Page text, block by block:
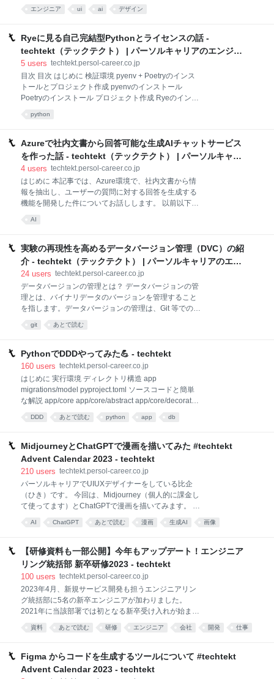
ジャーという立ち位置で、おもにジュニアメンバーの
新卒入社の社員もジョインし、シニア層から未経験者
まで幅広いバックグラ
「自分でもできそうか」の感覚（5段階評価） 特記事
たり「難しかったポイント」とその乗り越え方 ハンズ
オン実施で気をつけたこと おわり はじめに こんにち
は。クライアントサービスデザイン部のUIUXデザイナ
取り巻く生成AIの波がますます勢いを増しています。
2024年までは文章から画像を生成する「テキストtoビ
ジュアル」の手法が主流でしたが、今年2025年にはデ
ザインシステムをMCPサーバー化し、ビジュアルを飛
エンジニア ui ai デザイン
Ryeに見る自己完結型Pythonとライセンスの話 -
techtekt（テックテクト） | パーソルキャリアのエンジニ
アブログ
5 users techtekt.persol-career.co.jp
目次 目次 はじめに 検証環境 pyenv + Poetryのインス
トールとプロジェクト作成 pyenvのインストール
Poetryのインストール プロジェクト作成 Ryeのインス
作成 pyenv環境とRye環境のPythonの挙動の違い
するのか pyenvよるPythonのインストール Ryeによる
Pythonのインストール ライセンスの問題 ユーザへの
影響 まとめ はじめに Pythonの開発において、pyenv
ェクト管理の組み合わせを使用されている方は多いか
と思います。 そんな中、ワンストップなプロジェク
ト・パッケージ管理ツールとして近年登場し、話題と
なっているのがRyeです。 rye-up.com Ry
python
Azureで社内文書から回答可能な生成AIチャットサービス
を作った話 - techtekt（テックテクト） | パーソルキャリ
アのエンジニアブログ
4 users techtekt.persol-career.co.jp
はじめに 本記事では、Azure環境で、社内文書から情
報を抽出し、ユーザーの質問に対する回答を生成する
機能を開発した件についてお話しします。 以前以下の
景 結論 概要の説明 取り組んだこと 今後の課題 まとめ
注釈 リリースの背景 弊社では兼ねてより社内イントラ
用のボットサービスが利用されていました。 ただ、こ
外のことには回答ができないものとなっていました。
そのため、日々蓄積する社内データに対して柔軟に対
応して回答することは現実的に難しい課題点がありま
した。 そういった中、昨今話題になっているChatGPT
AI
実験の再現性を高めるデータバージョン管理（DVC）の紹
介 - techtekt（テックテクト） | パーソルキャリアのエン
ジニアブログ
24 users techtekt.persol-career.co.jp
データバージョンの管理とは？ データバージョンの管
理とは、バイナリデータのバージョンを管理すること
を指します。データバージョンの管理は、Git 等でのコ
ードのバージョン管理をバイナリデータに拡張してい
ます。実験の再現性を高められるメリットがありま
をもつオープンソースソフトウェアです。データのハ
ッシュをテキストファイルで保持し git でバージョン
管理します。また、yaml ファイルで実行パイプライン
を定義して監視対象データが更新された際にハッシュ
を更新することで、新しいハッシュ値を含んだデータ
はキャッシュディレクトリに保存され、必要なタイミ
ジトリを定義することで、データ一式を簡単なコマン
ド操作で S3 等へ push / pull すること
git あとで読む
PythonでDDDやってみた💪 - techtekt
160 users techtekt.persol-career.co.jp
はじめに 実行環境 ディレクトリ構造 app
migrations/model pyproject.toml ソースコードと簡単
な解説 app/core app/core/abstract app/core/decorator
app/core/exception app/core/interface
app/core/middleware app/core/mixin app/ddd
app/ddd/application/schema/studnet
app/ddd/application/usecase
app/ddd/application/usecase/student app/ddd/domain
DDD あとで読む python app db
MidjourneyとChatGPTで漫画を描いてみた #techtekt
Advent Calendar 2023 - techtekt
210 users techtekt.persol-career.co.jp
パーソルキャリアでUIUXデザイナーをしている比企
（ひき）です。 今回は、Midjourney（個人的に課金し
て使ってます）とChatGPTで漫画を描いてみます。 作
画担当：Midjourney 昨年、画像生成AIが次々と公開さ
れているツールを試してみるものの、 生成される画像
「Midjourney」を使ってみたところとても感動しまし
た。 ひとことでいうと「デッサン狂ってない」。 何を
描いてもそれらしく仕上げてきます。 作画前の準備と
ついて 理解していきたいと思います。 画像生成AIの仕
組み いろいろな画像生成AIを試すと、「これはイケて
ない」、「これはイケてる」という違いが出てくるの
はなぜなのでしょうか。そもそもどのような仕組みで
AI ChatGPT あとで読む 漫画 生成AI 画像
【研修資料も一部公開】今年もアップデート！エンジニア
リング統括部 新卒研修2023 - techtekt
100 users techtekt.persol-career.co.jp
2023年4月、新規サービス開発も担うエンジニアリン
グ統括部に5名の新卒エンジニアが加わりました。
2021年に当該部署では初となる新卒受け入れが始まっ
て以来、techtektでは新卒研修プログラムにフォーカス
し、内容やその背景にある考え方について話を聞いて
2023年度はさらに受け入れ態勢を強化し、充実した学
びの得られる環境づくりに注力したといいます。どの
ような点に工夫して研修プログラムを作ったのか。そ
資料 あとで読む 研修 エンジニア 会社 開発 仕事
Figma からコードを生成するツールについて #techtekt
Advent Calendar 2023 - techtekt